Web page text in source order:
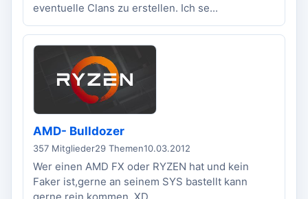
eventuelle Clans zu erstellen. Ich se...
AMD- Bulldozer
357 Mitglieder29 Themen10.03.2012
Wer einen AMD FX oder RYZEN hat und kein
Faker ist,gerne an seinem SYS bastellt kann